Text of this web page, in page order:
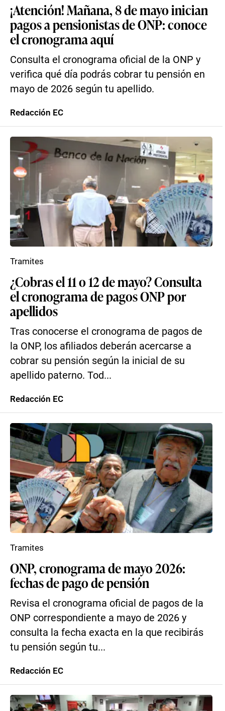
¡Atención! Mañana, 8 de mayo inician
pagos a pensionistas de ONP: conoce
el cronograma aquí
Consulta el cronograma oficial de la ONP y
verifica qué día podrás cobrar tu pensión en
mayo de 2026 según tu apellido.
Redacción EC
¿Cobras el 11 o 12 de mayo? Consulta
el cronograma de pagos ONP por
apellidos
Tras conocerse el cronograma de pagos de
la ONP, los afiliados deberán acercarse a
cobrar su pensión según la inicial de su
apellido paterno. Tod...
Tramites
Redacción EC
ONP, cronograma de mayo 2026:
fechas de pago de pensión
Revisa el cronograma oficial de pagos de la
ONP correspondiente a mayo de 2026 y
consulta la fecha exacta en la que recibirás
tu pensión según tu...
Tramites
Redacción EC